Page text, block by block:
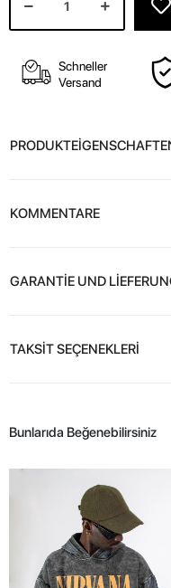
Schneller
Versand
KOMMENTARE
GARANTİE UND
TAKSİT SEÇENEKLERİ
Bunlarıda Beğenebilirsiniz